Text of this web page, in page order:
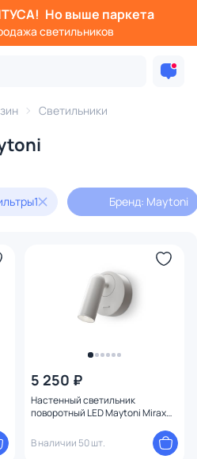
Но выше паркета
светильников
Светильники
1 Бренд: Maytoni
5 250 ₽
Настенный светильник
поворотный LED Maytoni Mirax
В наличии 50 шт.